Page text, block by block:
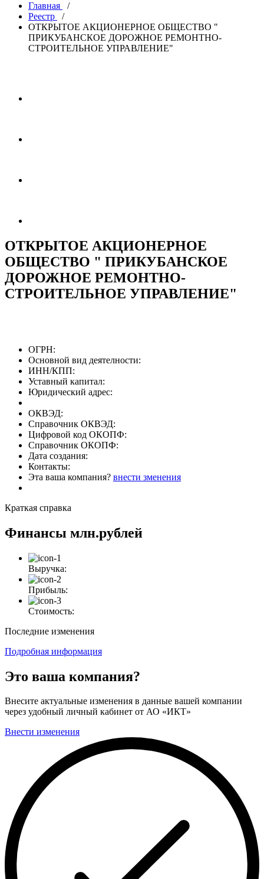
Главная
/
Реестр
/
ОТКРЫТОЕ АКЦИОНЕРНОЕ ОБЩЕСТВО "
ПРИКУБАНСКОЕ ДОРОЖНОЕ РЕМОНТНО-
СТРОИТЕЛЬНОЕ УПРАВЛЕНИЕ"
ОТКРЫТОЕ АКЦИОНЕРНОЕ
ОБЩЕСТВО " ПРИКУБАНСКОЕ
ДОРОЖНОЕ РЕМОНТНО-
СТРОИТЕЛЬНОЕ УПРАВЛЕНИЕ"
ОГРН:
Основной вид деятелности:
ИНН/КПП:
Уставный капитал:
Юридический адрес:
ОКВЭД:
Справочник ОКВЭД:
Цифровой код ОКОПФ:
Справочник ОКОПФ:
Дата создания:
Контакты:
Эта ваша компания? внести зменения
Краткая справка
Финансы млн.рублей
Выручка:
Прибыль:
Стоимость:
Последние изменения
Подробная информация
Это ваша компания?
Внесите актуальные изменения в данные вашей компании
через удобный личный кабинет от АО «ИКТ»
Внести изменения